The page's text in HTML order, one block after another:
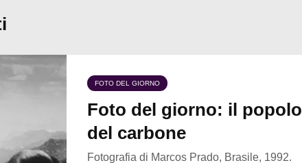
FOTO DEL GIORNO
Foto del giorno: il popolo
del carbone
Fotografia di Marcos Prado, Brasile, 1992.